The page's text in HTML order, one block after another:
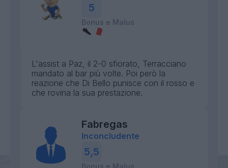
5
Bonus e Malus
L'assist a Paz, il 2-0 sfiorato, Terracciano
mandato al bar più volte. Poi però la
reazione che Di Bello punisce con il rosso e
che rovina la sua prestazione.
Fabregas
Inconcludente
5,5
Bonus e Malus